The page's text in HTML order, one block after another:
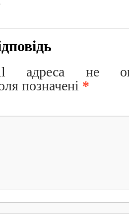
адреса не
позначені *